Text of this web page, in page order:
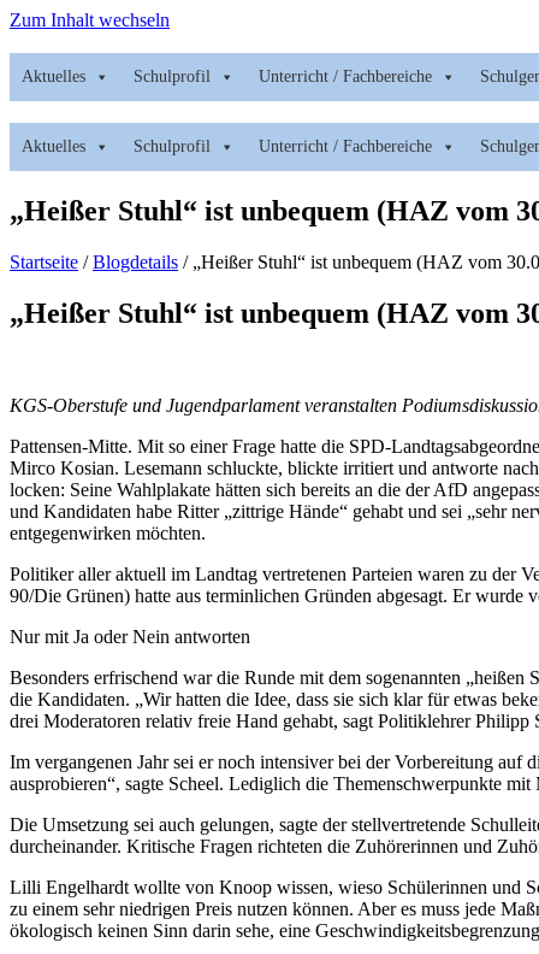
Zum Inhalt wechseln
Aktuelles Schulprofil Unterricht / Fachbereiche
Aktuelles Schulprofil Unterricht / Fachbereiche
„Heißer Stuhl“ ist unbequem (HAZ vom
Startseite /Blogdetails / „Heißer Stuhl“ ist unbequem (HAZ vom
„Heißer Stuhl“ ist unbequem (HAZ vom
KGS-Oberstufe und Jugendparlament veranstalten
Pattensen-Mitte. Mit so einer Frage hatte die SPD-
Mirco Kosian. Lesemann schluckte, blickte irritiert und antworte
locken: Seine Wahlplakate hätten sich bereits an die der AfD
und Kandidaten habe Ritter „zittrige Hände“ gehabt und sei „sehr
entgegenwirken möchten.
Politiker aller aktuell im Landtag vertretenen Parteien waren zu der
90/Die Grünen) hatte aus terminlichen Gründen abgesagt. Er
Nur mit Ja oder Nein antworten
Besonders erfrischend war die Runde mit dem sogenannten
die Kandidaten. „Wir hatten die Idee, dass sie sich klar für etwas
drei Moderatoren relativ freie Hand gehabt, sagt Politiklehrer Philipp
Im vergangenen Jahr sei er noch intensiver bei der Vorbereitung auf
ausprobieren“, sagte Scheel. Lediglich die Themenschwerpunkte
Die Umsetzung sei auch gelungen, sagte der stellvertretende
durcheinander. Kritische Fragen richteten die Zuhörerinnen und
Lilli Engelhardt wollte von Knoop wissen, wieso Schülerinnen und
zu einem sehr niedrigen Preis nutzen können. Aber es muss jede
ökologisch keinen Sinn darin sehe, eine